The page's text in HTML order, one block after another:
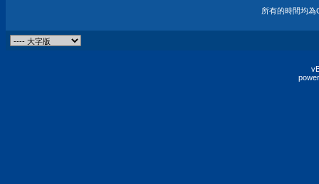
所有的時間均為